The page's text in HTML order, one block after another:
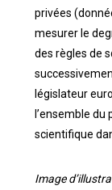
privées
mesurer le
des règles de
législateur
l’ensemble
scientifique
Image